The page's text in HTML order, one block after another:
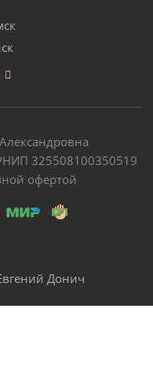
325508100350519
офертой
Донич